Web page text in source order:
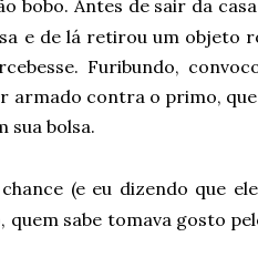
bobo. Antes de sair da
e de lá retirou um objeto
Furibundo,
armado contra o primo,
sua bolsa.
(e eu dizendo que
sabe tomava gosto